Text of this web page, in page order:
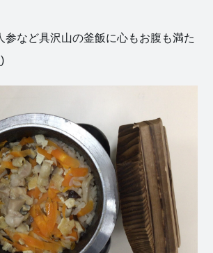
参など具沢山の釜飯に心もお腹も満た